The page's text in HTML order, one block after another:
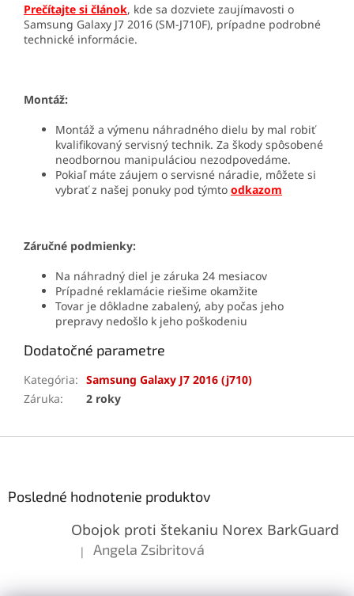
Prečítajte si článok, kde sa dozviete zaujímavosti o
Samsung Galaxy J7 2016 (SM-J710F), prípadne podrobné
technické informácie.
Montáž:
Montáž a výmenu náhradného dielu by mal robiť
kvalifikovaný servisný technik. Za škody spôsobené
neodbornou manipuláciou nezodpovedáme.
Pokiaľ máte záujem o servisné náradie, môžete si
vybrať z našej ponuky pod týmto odkazom
Záručné podmienky:
Na náhradný diel je záruka 24 mesiacov
Prípadné reklamácie riešime okamžite
Tovar je dôkladne zabalený, aby počas jeho
prepravy nedošlo k jeho poškodeniu
Dodatočné parametre
Kategória: Samsung Galaxy J7 2016 (j710)
Záruka: 2 roky
Posledné hodnotenie produktov
Obojok proti štekaniu Norex BarkGuard
Hodnotenie produktu je 5 z 5 hviezdičiek.
| Angela Zsibritová